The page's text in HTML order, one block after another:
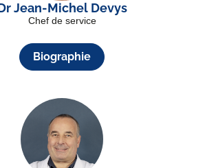
Jean-Michel Devys
Chef de service
Biographie